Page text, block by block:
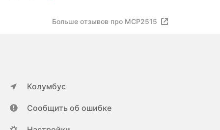
Больше отзывов про MCP2515
Колумбус
Сообщить об ошибке